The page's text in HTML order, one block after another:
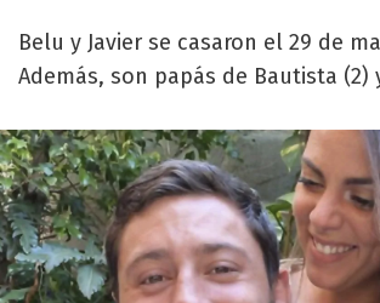
Belu y Javier se casaron el 29 de
Además, son papás de Bautista (2)